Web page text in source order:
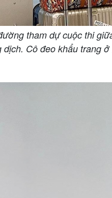
tham dự cuộc thi
dịch. Cô đeo khẩu trang